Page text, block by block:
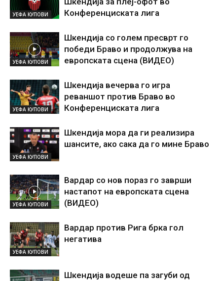
УЕФА КУПОВИ
Конференциската лига
УЕФА КУПОВИ
Шкендија со голем пресврт го
победи Браво и продолжува на
европската сцена (ВИДЕО)
УЕФА КУПОВИ
Шкендија вечерва го игра
реваншот против Браво во
Конференциската лига
УЕФА КУПОВИ
Шкендија мора да ги реализира
шансите, ако сака да го мине Браво
УЕФА КУПОВИ
Вардар со нов пораз го заврши
настапот на европската сцена
(ВИДЕО)
УЕФА КУПОВИ
Вардар против Рига брка гол
негатива
Шкендија водеше па загуби од